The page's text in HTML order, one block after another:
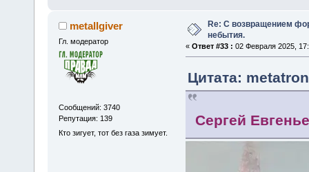
metallgiver
Гл. модератор
Сообщений: 3740
Репутация: 139
Кто зигует, тот без газа зимует.
Re: С возвращением
небытия.
« Ответ #33 : 02 Февраля 2025,
Цитата:
Сергей